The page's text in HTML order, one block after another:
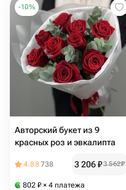
-10%
Авторский букет из 9
красных роз и эвкалипта
4.88738 3 206₽3 562₽
802 ₽ × 4 платежа